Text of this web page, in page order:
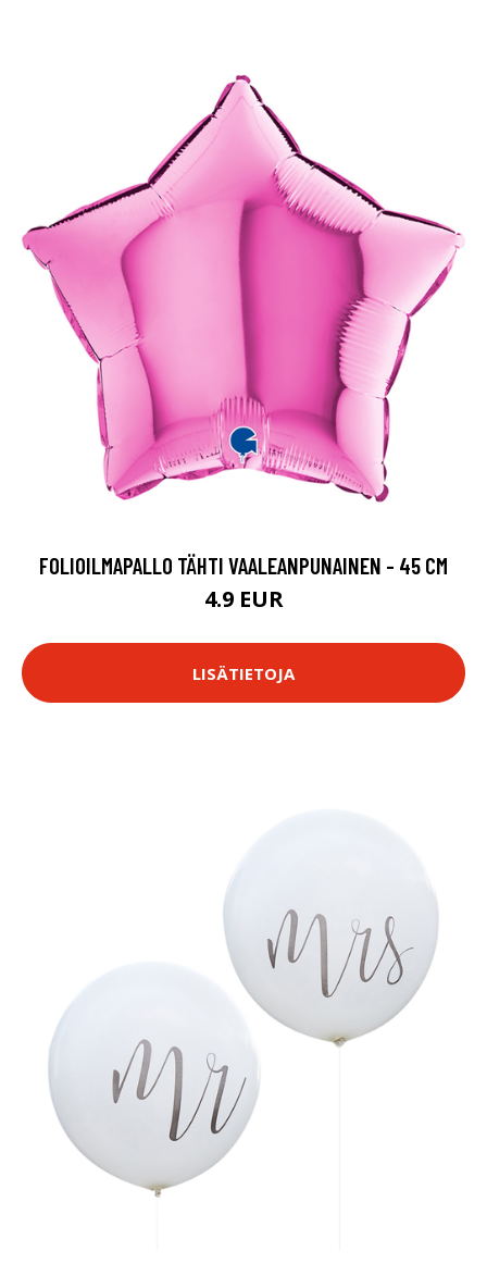
FOLIOILMAPALLO TÄHTI VAALEANPUNAINEN - 45 CM
4.9 EUR
LISÄTIETOJA